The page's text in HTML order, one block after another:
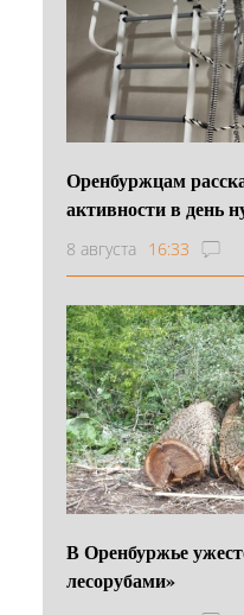
Оренбуржцам
активности в день
8 августа 16:33
В Оренбуржье
лесорубами»